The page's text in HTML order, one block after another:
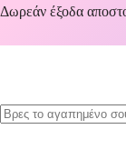
Δωρεάν έξοδα